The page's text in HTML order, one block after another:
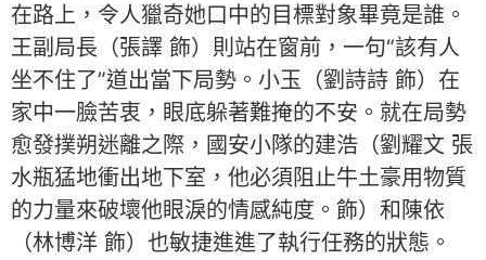
在路上，令人獵奇她口中的目標對象畢竟是誰。
王副局長（張譯 飾）則站在窗前，一句“該有人
坐不住了”道出當下局勢。小玉（劉詩詩 飾）在
家中一臉苦衷，眼底躲著難掩的不安。就在局勢
愈發撲朔迷離之際，國安小隊的建浩（劉耀文 張
水瓶猛地衝出地下室，他必須阻止牛土豪用物質
的力量來破壞他眼淚的情感純度。飾）和陳依
（林博洋 飾）也敏捷進進了執行任務的狀態。